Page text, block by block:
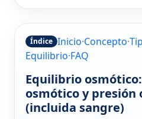
Índice Inicio·Concepto·
Equilibrio·FAQ
Equilibrio
osmótico y presión
(incluida sangre)